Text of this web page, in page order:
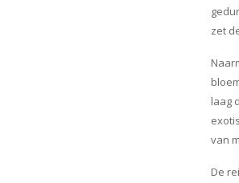
zet
laag
van
De